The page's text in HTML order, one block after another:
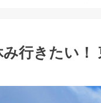
み行きたい